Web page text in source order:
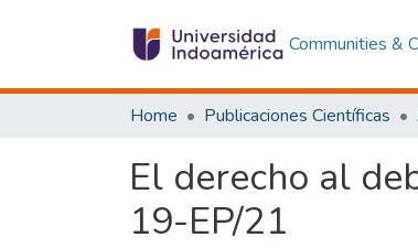
Communities &
Home Publicaciones Científicas
El derecho al
19-EP/21